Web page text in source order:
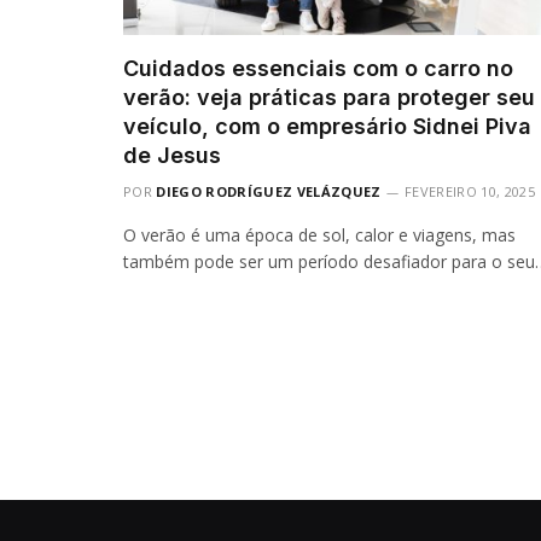
Cuidados essenciais com o carro no
verão: veja práticas para proteger seu
veículo, com o empresário Sidnei Piva
de Jesus
POR DIEGO RODRÍGUEZ VELÁZQUEZ FEVEREIRO 10, 2025
O verão é uma época de sol, calor e viagens, mas
também pode ser um período desafiador para o